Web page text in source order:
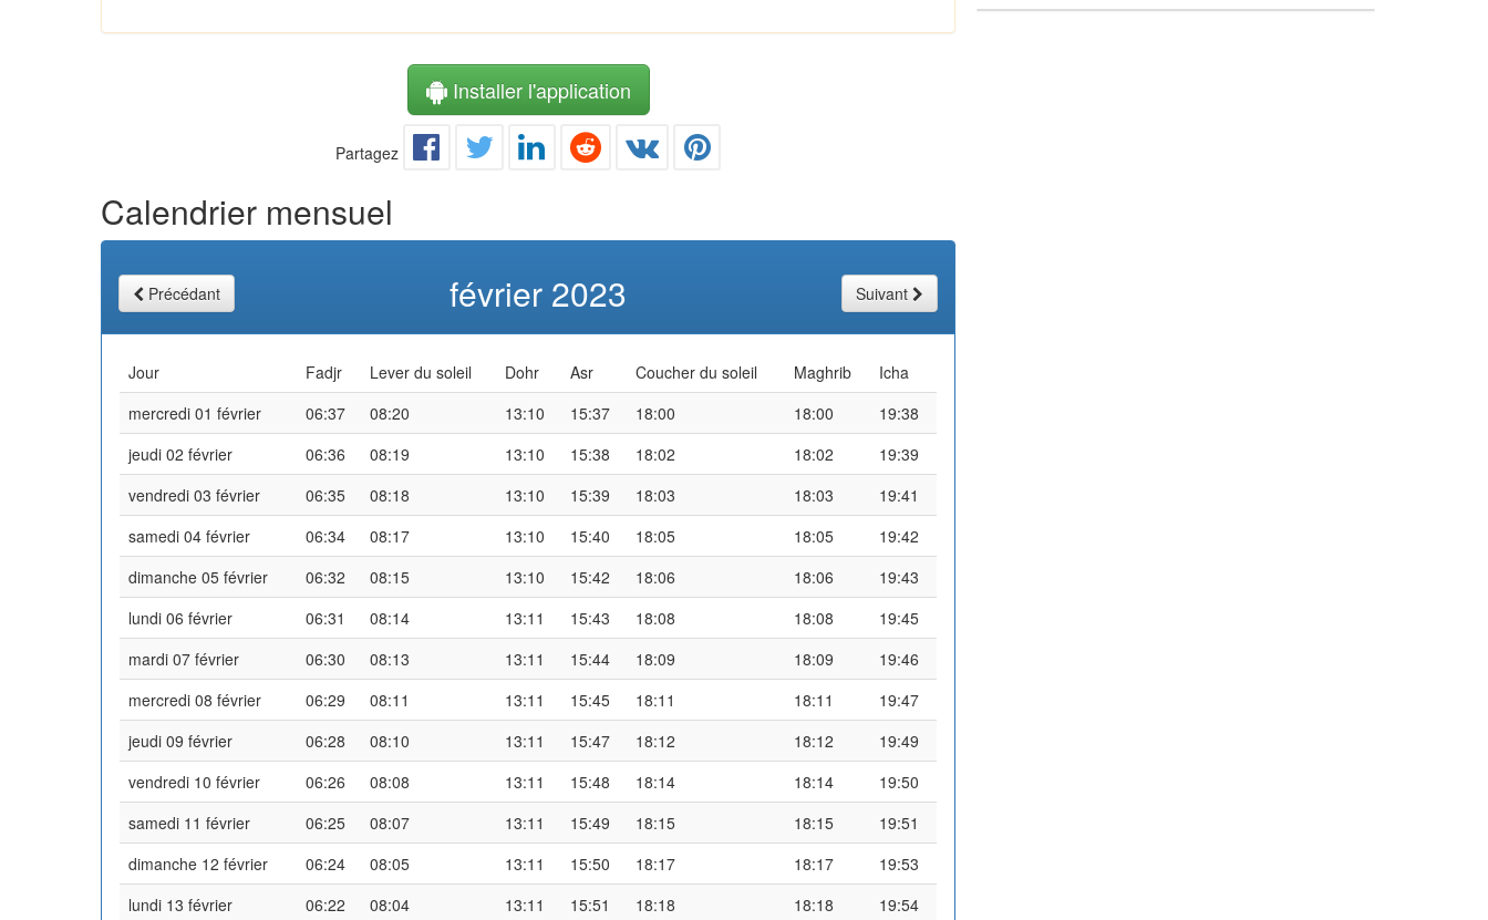
Installer l'application
Partagez
Calendrier mensuel
Précédant février 2023 Suivant
Jour Fadjr Lever du soleil Dohr Asr Coucher du soleil Maghrib
Icha
mercredi 01 février
06:37 08:20 13:10 15:37 18:00 18:00
19:38
jeudi 02 février
06:36 08:19 13:10 15:38 18:02 18:02
19:39
vendredi 03 février
06:35 08:18 13:10 15:39 18:03 18:03
19:41
samedi 04 février
06:34 08:17 13:10 15:40 18:05 18:05
19:42
dimanche 05 février
06:32 08:15 13:10 15:42 18:06 18:06
19:43
lundi 06 février
06:31 08:14 13:11 15:43 18:08 18:08
19:45
mardi 07 février
06:30 08:13 13:11 15:44 18:09 18:09
19:46
mercredi 08 février
06:29 08:11 13:11 15:45 18:11 18:11
19:47
jeudi 09 février
06:28 08:10 13:11 15:47 18:12 18:12
19:49
vendredi 10 février
06:26 08:08 13:11 15:48 18:14 18:14
19:50
samedi 11 février
06:25 08:07 13:11 15:49 18:15 18:15
19:51
dimanche 12 février
06:24 08:05 13:11 15:50 18:17 18:17
19:53
lundi 13 février
06:22 08:04 13:11 15:51 18:18 18:18
19:54